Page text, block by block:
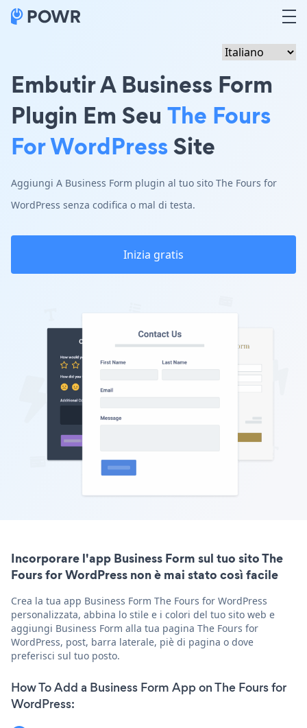
Embutir A Business Form
Plugin Em Seu The Fours
For WordPressSite
Aggiungi A Business Form plugin al tuo sito The Fours for
WordPress senza codifica o mal di testa.
Inizia gratis
Incorporare l'app Business Form sul tuo sito The
Fours for WordPress non è mai stato così facile
Crea la tua app Business Form The Fours for WordPress
personalizzata, abbina lo stile e i colori del tuo sito web e
aggiungi Business Form alla tua pagina The Fours for
WordPress, post, barra laterale, piè di pagina o dove
preferisci sul tuo posto.
How To Add a Business Form App on The Fours for
WordPress: